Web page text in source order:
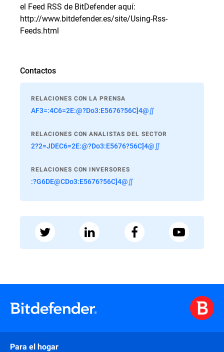
el Feed RSS de BitDefender aquí:
http://www.bitdefender.es/site/Using-Rss-
Feeds.html
Contactos
RELACIONES CON LA PRENSA
AF3=:4C6=2E:@?Do3:E5676?56C]4@∬
RELACIONES CON ANALISTAS DEL SECTOR
2?2=JDEC6=2E:@?Do3:E5676?56C]4@∬
RELACIONES CON INVERSORES
:?G6DE@CDo3:E5676?56C]4@∬
Para el hogar